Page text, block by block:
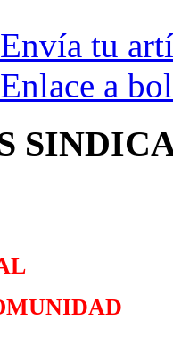
Envía tu
Enlace a